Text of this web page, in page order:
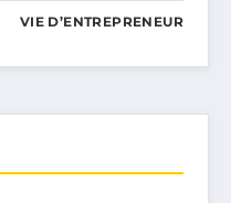
VIE D’ENTREPRENEUR